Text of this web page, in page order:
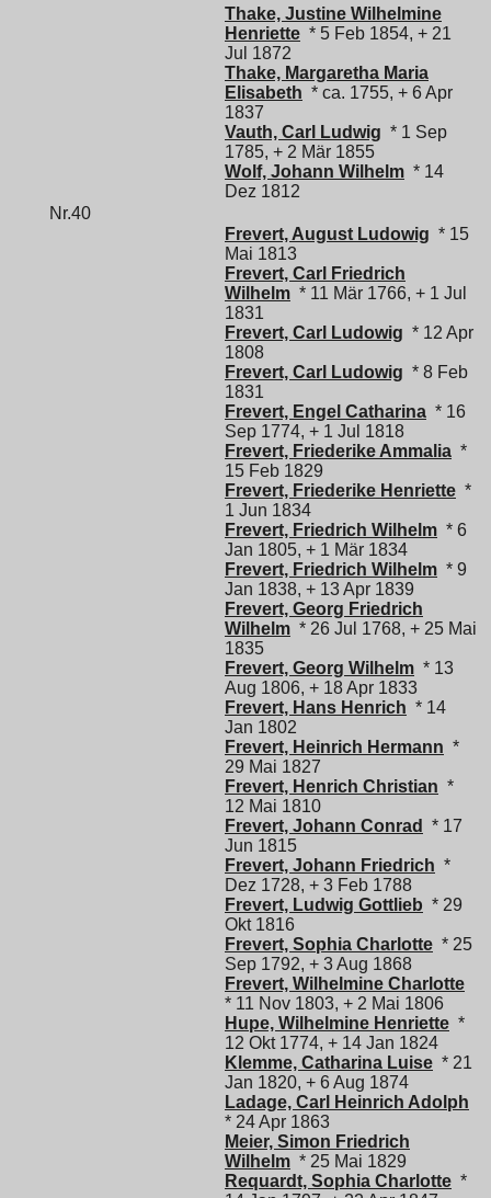
Thake, Justine Wilhelmine
Henriette * 5 Feb 1854, + 21
Jul 1872
Thake, Margaretha Maria
Elisabeth * ca. 1755, + 6 Apr
1837
Vauth, Carl Ludwig * 1 Sep
1785, + 2 Mär 1855
Wolf, Johann Wilhelm * 14
Dez 1812
Nr.40
Frevert, August Ludowig * 15
Mai 1813
Frevert, Carl Friedrich
Wilhelm * 11 Mär 1766, + 1 Jul
1831
Frevert, Carl Ludowig * 12 Apr
1808
Frevert, Carl Ludowig * 8 Feb
1831
Frevert, Engel Catharina * 16
Sep 1774, + 1 Jul 1818
Frevert, Friederike Ammalia *
15 Feb 1829
Frevert, Friederike Henriette *
1 Jun 1834
Frevert, Friedrich Wilhelm * 6
Jan 1805, + 1 Mär 1834
Frevert, Friedrich Wilhelm * 9
Jan 1838, + 13 Apr 1839
Frevert, Georg Friedrich
Wilhelm * 26 Jul 1768, + 25 Mai
1835
Frevert, Georg Wilhelm * 13
Aug 1806, + 18 Apr 1833
Frevert, Hans Henrich * 14
Jan 1802
Frevert, Heinrich Hermann *
29 Mai 1827
Frevert, Henrich Christian *
12 Mai 1810
Frevert, Johann Conrad
* 17
Jun 1815
Frevert, Johann Friedrich *
Dez 1728, + 3 Feb 1788
Frevert, Ludwig Gottlieb * 29
Okt 1816
Frevert, Sophia Charlotte * 25
Sep 1792, + 3 Aug 1868
Frevert, Wilhelmine Charlotte
* 11 Nov 1803, + 2 Mai 1806
Hupe, Wilhelmine Henriette *
12 Okt 1774, + 14 Jan 1824
Klemme, Catharina Luise * 21
Jan 1820, + 6 Aug 1874
Ladage, Carl Heinrich Adolph
* 24 Apr 1863
Meier, Simon Friedrich
Wilhelm * 25 Mai 1829
Requardt, Sophia Charlotte *